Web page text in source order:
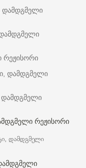
დამდგმელი
რეჟისორი
დამდგმელი
დამდგმელი
რეჟისორი
დამდგმელი